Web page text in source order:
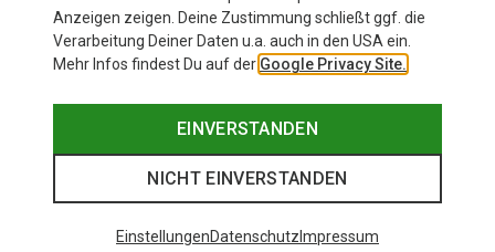
Anzeigen zeigen. Deine Zustimmung schließt ggf. die
Verarbeitung Deiner Daten u.a. auch in den USA ein.
Mehr Infos findest Du auf der Google Privacy Site.
EINVERSTANDEN
NICHT EINVERSTANDEN
EinstellungenDatenschutz Impressum